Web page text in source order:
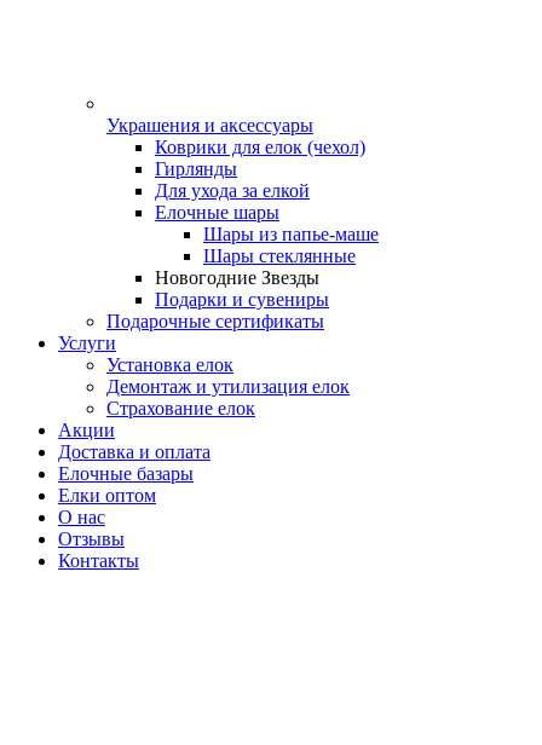
Украшения и аксессуары
Коврики для елок (чехол)
Гирлянды
Для ухода за елкой
Елочные шары
Шары из папье-маше
Шары стеклянные
Новогодние Звезды
Подарки и сувениры
Подарочные сертификаты
Услуги
Установка елок
Демонтаж и утилизация елок
Страхование елок
Акции
Доставка и оплата
Елочные базары
Елки оптом
О нас
Отзывы
Контакты